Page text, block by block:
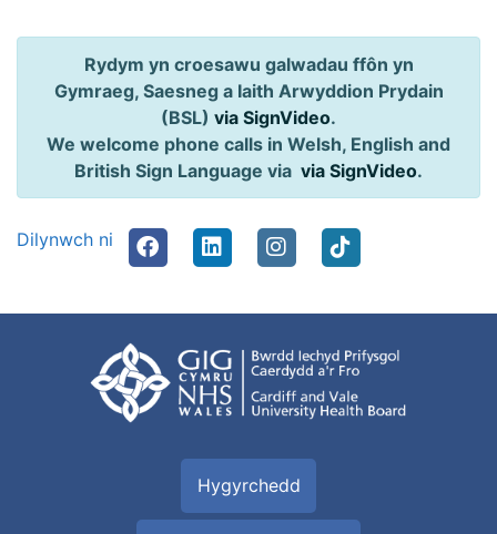
Rydym yn croesawu galwadau ffôn yn
Gymraeg, Saesneg a Iaith Arwyddion Prydain
(BSL) via SignVideo.
We welcome phone calls in Welsh, English and
British Sign Language via via SignVideo.
Dilynwch ni
Hygyrchedd